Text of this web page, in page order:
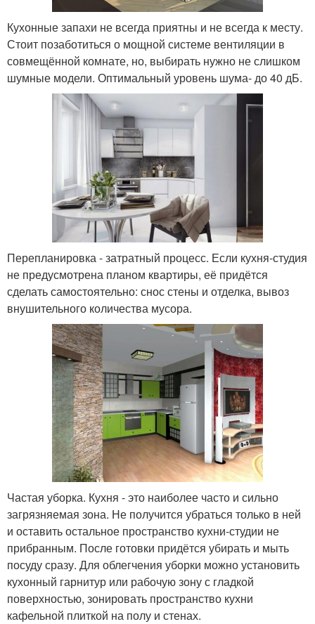
Кухонные запахи не всегда приятны и не всегда к месту.
Стоит позаботиться о мощной системе вентиляции в
совмещённой комнате, но, выбирать нужно не слишком
шумные модели. Оптимальный уровень шума- до 40 дБ.
Перепланировка - затратный процесс. Если кухня-студия
не предусмотрена планом квартиры, её придётся
сделать самостоятельно: снос стены и отделка, вывоз
внушительного количества мусора.
Частая уборка. Кухня - это наиболее часто и сильно
загрязняемая зона. Не получится убраться только в ней
и оставить остальное пространство кухни-студии не
прибранным. После готовки придётся убирать и мыть
посуду сразу. Для облегчения уборки можно установить
кухонный гарнитур или рабочую зону с гладкой
поверхностью, зонировать пространство кухни
кафельной плиткой на полу и стенах.